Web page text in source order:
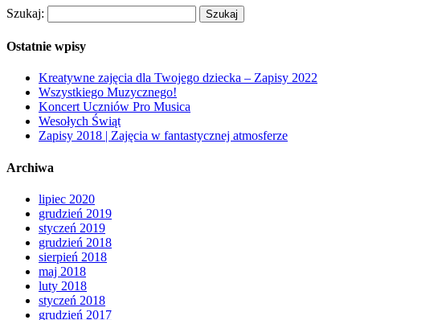
Szukaj:
Ostatnie wpisy
Kreatywne zajęcia dla Twojego dziecka – Zapisy 2022
Wszystkiego Muzycznego!
Koncert Uczniów Pro Musica
Wesołych Świąt
Zapisy 2018 | Zajęcia w fantastycznej atmosferze
Archiwa
lipiec 2020
grudzień 2019
styczeń 2019
grudzień 2018
sierpień 2018
maj 2018
luty 2018
styczeń 2018
grudzień 2017